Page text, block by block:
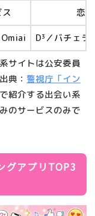
恋
D³／バチェ
サイトは公安委員
典： 警視庁「イン
紹介する出会い系
のサービスのみで
グアプリTOP3